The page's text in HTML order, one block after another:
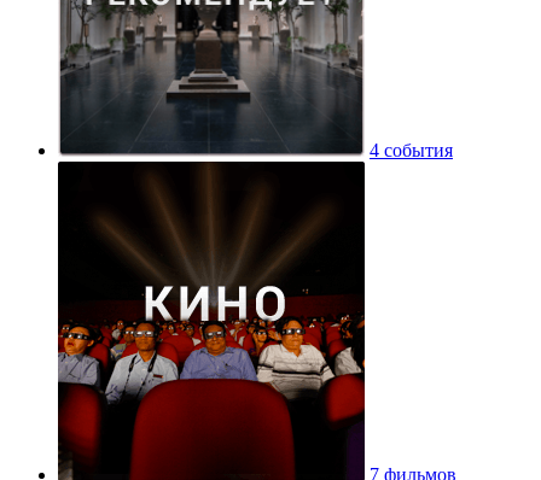
4 события
7 фильмов